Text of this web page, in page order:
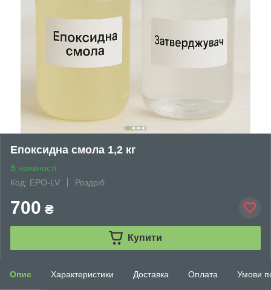
Епоксидна смола 1,2 кг
В наявності
Код: EPO-LV
Роздріб
700 ₴
Купити
Опис Характеристики Доставка Оплата Умови